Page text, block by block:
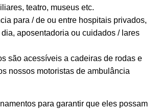
teatro, museus etc.
para / de ou entre hospitais privados,
aposentadoria ou cuidados / lares
são acessíveis a cadeiras de rodas e
nossos motoristas de ambulância
para garantir que eles possam